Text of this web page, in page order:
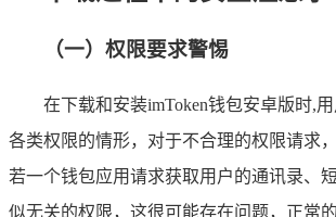
（一）权限要求警惕
在下载和安装imToken钱包安卓版时,
各类权限的情形，对于不合理的权限请求
若一个钱包应用请求获取用户的通讯录、
似无关的权限，这很可能存在问题，正常